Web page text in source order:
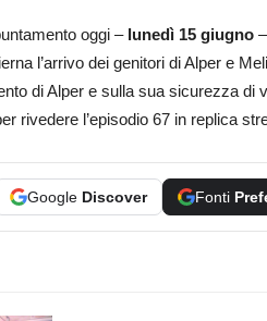
oggi – lunedì 15 giugno
l’arrivo dei genitori di Alper e
di Alper e sulla sua sicurezza di
rivedere l’episodio 67 in replica
Google Discover Fonti